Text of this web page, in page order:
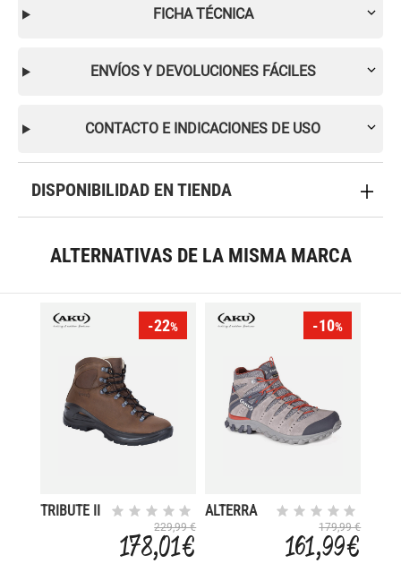
FICHA TÉCNICA
ENVÍOS Y DEVOLUCIONES FÁCILES
CONTACTO E INDICACIONES DE USO
DISPONIBILIDAD EN TIENDA
ALTERNATIVAS DE LA MISMA MARCA
-22%
TRIBUTE II
229,99 €
178,01 €
-10%
ALTERRA
179,99 €
161,99 €